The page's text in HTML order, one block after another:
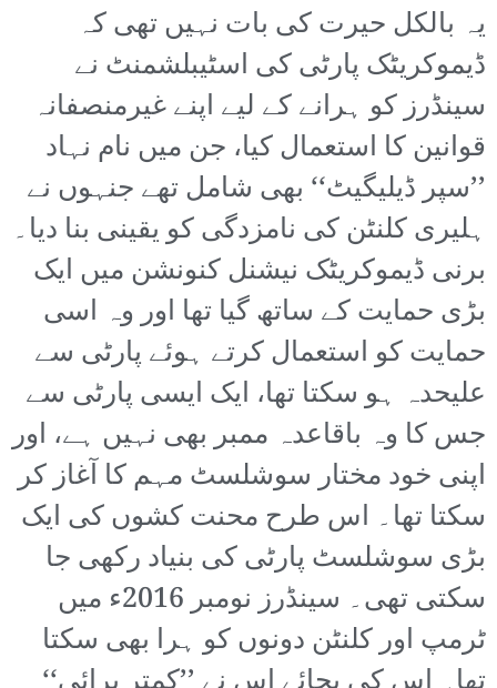
یہ بالکل حیرت کی بات نہیں تھی کہ
ڈیموکریٹک پارٹی کی اسٹیبلشمنٹ نے
سینڈرز کو ہرانے کے لیے اپنے غیرمنصفانہ
قوانین کا استعمال کیا، جن میں نام نہاد
’’سپر ڈیلیگیٹ‘‘ بھی شامل تھے جنہوں نے
ہلیری کلنٹن کی نامزدگی کو یقینی بنا دیا۔
برنی ڈیموکریٹک نیشنل کنونشن میں ایک
بڑی حمایت کے ساتھ گیا تھا اور وہ اسی
حمایت کو استعمال کرتے ہوئے پارٹی سے
علیحدہ ہو سکتا تھا، ایک ایسی پارٹی سے
جس کا وہ باقاعدہ ممبر بھی نہیں ہے، اور
اپنی خود مختار سوشلسٹ مہم کا آغاز کر
سکتا تھا۔ اس طرح محنت کشوں کی ایک
بڑی سوشلسٹ پارٹی کی بنیاد رکھی جا
سکتی تھی۔ سینڈرز نومبر 2016ء میں
ٹرمپ اور کلنٹن دونوں کو ہرا بھی سکتا